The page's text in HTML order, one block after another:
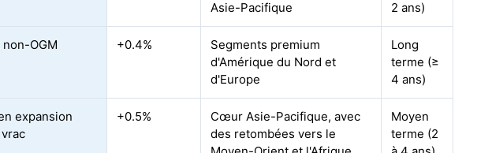
Asie-Pacifique
2 ans)
OGM
+0.4%
Segments premium
d'Amérique du Nord et
d'Europe
Long
terme (≥
4 ans)
expansion
+0.5%
Cœur Asie-Pacifique, avec
des retombées vers le
Moyen
terme (2